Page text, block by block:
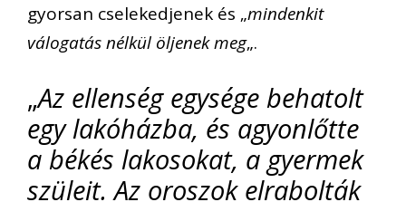
gyorsan cselekedjenek és „mindenkit
válogatás nélkül öljenek meg„.
„Az ellenség egysége behatolt
egy lakóházba, és agyonlőtte
a békés lakosokat, a gyermek
szüleit. Az oroszok elrabolták